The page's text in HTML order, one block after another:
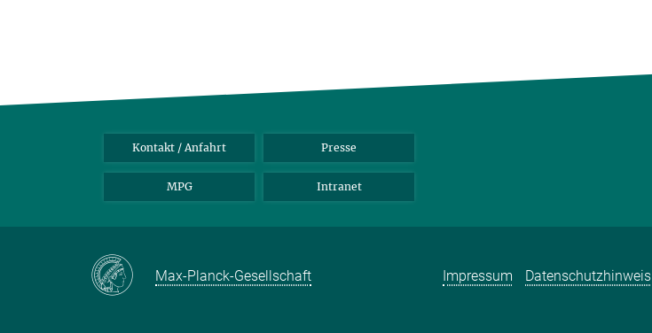
Kontakt / Anfahrt Presse
MPG Intranet
Max-Planck-Gesellschaft Impressum Datenschutzhinweis